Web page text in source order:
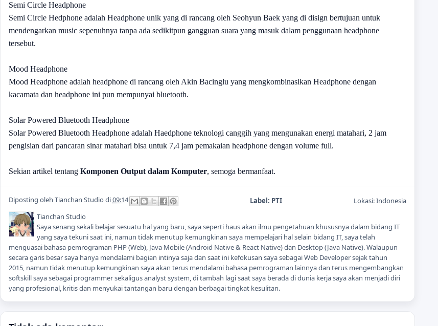
Semi Circle Headphone
Semi Circle Hedphone adalah Headphone unik yang di rancang oleh Seohyun Baek yang di disign bertujuan untuk
mendengarkan music sepenuhnya tanpa ada sedikitpun gangguan suara yang masuk dalam penggunaan headphone
tersebut.
Mood Headphone
Mood Headphone adalah headphone di rancang oleh Akin Bacinglu yang mengkombinasikan Headphone dengan
kacamata dan headphone ini pun mempunyai bluetooth.
Solar Powered Bluetooth Headphone
Solar Powered Bluetooth Headphone adalah Haedphone teknologi canggih yang mengunakan energi matahari, 2 jam
pengisian dari pancaran sinar matahari bisa untuk 7,4 jam pemakaian headphone dengan volume full.
Sekian artikel tentang Komponen Output dalam Komputer, semoga bermanfaat.
Diposting oleh Tianchan Studio di09:14 Label: PTI Lokasi:Indonesia
Tianchan Studio
Saya senang sekali belajar sesuatu hal yang baru, saya seperti haus akan ilmu pengetahuan khususnya dalam bidang IT
yang saya tekuni saat ini, namun tidak menutup kemungkinan saya mempelajari hal selain bidang IT, saya telah
menguasai bahasa pemrograman PHP (Web), Java Mobile (Android Native & React Native) dan Desktop (Java Native). Walaupun
secara garis besar saya hanya mendalami bagian intinya saja dan saat ini kefokusan saya sebagai Web Developer sejak tahun
2015, namun tidak menutup kemungkinan saya akan terus mendalami bahasa pemrograman lainnya dan terus mengembangkan
softskill saya sebagai programmer sekaligus analyst system, di tambah lagi saat saya berada di dunia kerja saya akan menjadi diri
yang profesional, kritis dan menyukai tantangan baru dengan berbagai tingkat kesulitan.